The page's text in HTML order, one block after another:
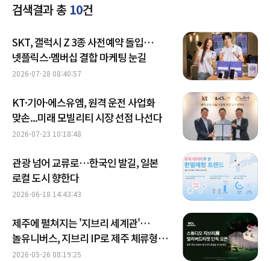
검색결과 총 10건
SKT, 갤럭시 Z 3종 사전예약 돌입…
넷플릭스·멤버십 결합 마케팅 눈길
2026-07-28 08:40:57
KT·기아·에스유엠, 원격 운전 사업화
맞손...미래 모빌리티 시장 선점 나선다
2026-07-23 10:18:48
관광 넘어 교류로…한국인 발길, 일본
로컬 도시 향한다
2026-06-18 14:43:43
제주에 펼쳐지는 '지브리 세계관'…
놀유니버스, 지브리 IP로 제주 체류형
수요 노린다
2026-05-26 08:19:25